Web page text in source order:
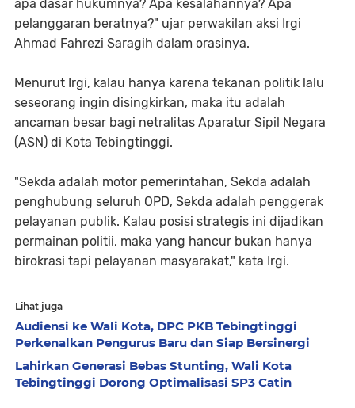
apa dasar hukumnya? Apa kesalahannya? Apa
pelanggaran beratnya?" ujar perwakilan aksi Irgi
Ahmad Fahrezi Saragih dalam orasinya.
Menurut Irgi, kalau hanya karena tekanan politik lalu
seseorang ingin disingkirkan, maka itu adalah
ancaman besar bagi netralitas Aparatur Sipil Negara
(ASN) di Kota Tebingtinggi.
"Sekda adalah motor pemerintahan, Sekda adalah
penghubung seluruh OPD, Sekda adalah penggerak
pelayanan publik. Kalau posisi strategis ini dijadikan
permainan politii, maka yang hancur bukan hanya
birokrasi tapi pelayanan masyarakat," kata Irgi.
Lihat juga
Audiensi ke Wali Kota, DPC PKB Tebingtinggi
Perkenalkan Pengurus Baru dan Siap Bersinergi
Lahirkan Generasi Bebas Stunting, Wali Kota
Tebingtinggi Dorong Optimalisasi SP3 Catin